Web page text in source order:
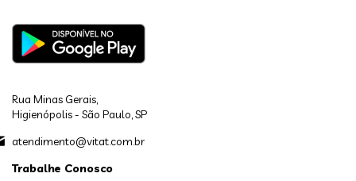
Rua Minas Gerais,
Higienópolis - São Paulo, SP
atendimento@vitat.com.br
Trabalhe Conosco